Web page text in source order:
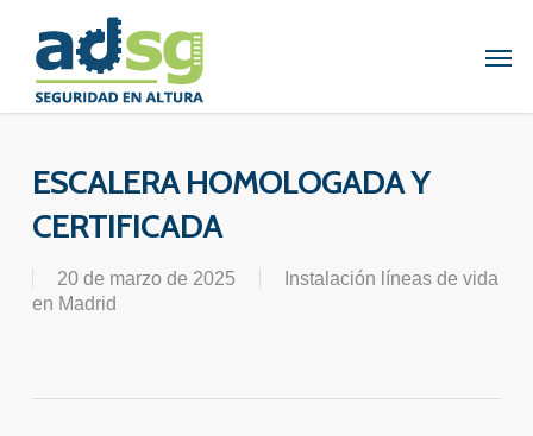
main
content
ESCALERA HOMOLOGADA Y
CERTIFICADA
20 de marzo de 2025
Instalación líneas de vida
en Madrid